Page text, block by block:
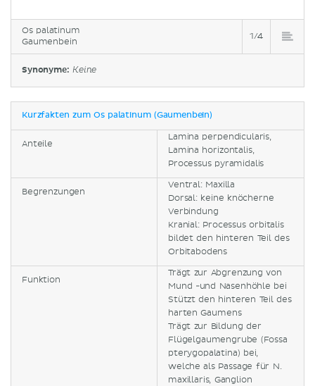
Os palatinum
Gaumenbein
1/4
Synonyme: Keine
Kurzfakten zum Os palatinum (Gaumenbein)
Anteile
Lamina perpendicularis,
Lamina horizontalis,
Processus pyramidalis
Begrenzungen
Ventral: Maxilla
Dorsal: keine knöcherne
Verbindung
Kranial: Processus orbitalis
bildet den hinteren Teil des
Orbitabodens
Funktion
Trägt zur Abgrenzung von
Mund -und Nasenhöhle bei
Stützt den hinteren Teil des
harten Gaumens
Trägt zur Bildung der
Flügelgaumengrube (Fossa
pterygopalatina) bei,
welche als Passage für N.
maxillaris, Ganglion